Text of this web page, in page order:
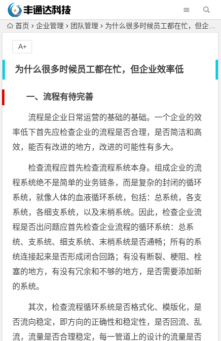
首页 企业管理 团队管理 为什么很多时候员工都在忙，但企业效率低
为什么很多时候员工都在忙，但企业效率低
A+
一、流程有待完善
流程是企业日常运营的基础的基础。一个企业的效
率低下首先应检查企业的流程是否合理，是否简洁和高
效，能否有改进的地方，改进的可能性有多大。
检查流程应首先检查流程系统本身。组成企业的流
程系统绝不是简单的业务链条，而是复杂的封闭的循环
系统，就像人体的血液循环系统，包括：总系统，各支
系统，各细支系统，以及末梢系统。因此，检查企业流
程是否出问题应首先检查企业流程的循环系统：总系
统、支系统、细支系统、末梢系统是否通畅；所有的系
统连接起来是否形成闭合回路；有没有断裂、梗阻、栓
塞的地方，有没有冗余和不够的地方，是否需要添加新
的系统。
其次，检查流程循环系统是否格式化、模版化，是
否流向稳定，即方向的正确性和稳定性，是否回流、乱
流，流量是否合理稳定，每一管道上的设计的流量是否